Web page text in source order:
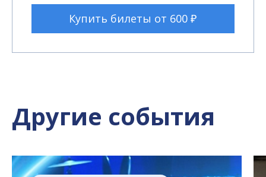
Купить билеты от 600 ₽
Другие события